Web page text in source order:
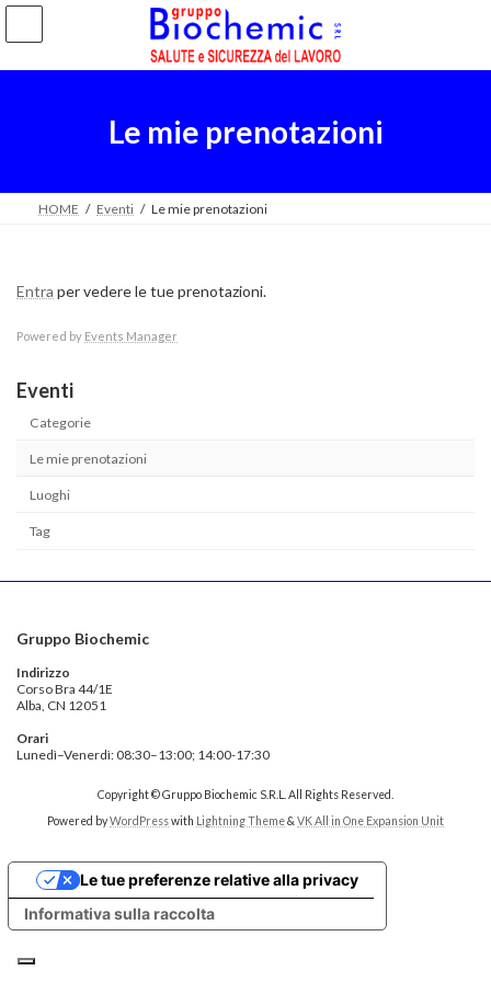
Salta
contenuto
Vai
navigazione
Le mie prenotazioni
HOME Eventi Le mie prenotazioni
Entra per vedere le tue prenotazioni.
Powered by Events Manager
Eventi
Categorie
Le mie prenotazioni
Luoghi
Tag
Gruppo Biochemic
Indirizzo
Corso Bra 44/1E
Alba, CN 12051
Orari
Lunedì–Venerdì: 08:30–13:00; 14:00-17:30
Copyright © Gruppo Biochemic S.R.L. All Rights Reserved.
Powered byWordPresswith Lightning Theme& VK All in One Expansion Unit
Informativa sulla raccolta
Le tue preferenze relative alla privacy